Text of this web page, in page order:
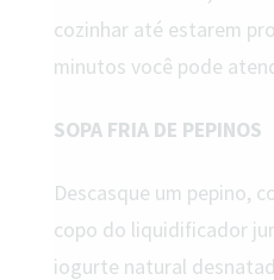
cozinhar até estarem
minutos você pode
SOPA FRIA DE PEPINOS
Descasque um pepino,
copo do liquidificador
iogurte natural